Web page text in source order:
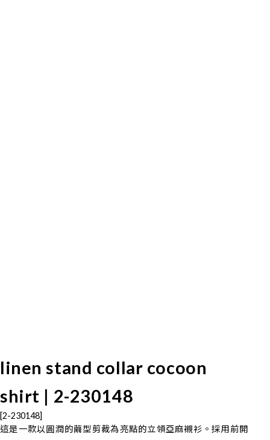
linen stand collar cocoon
shirt | 2-230148
[2-230148]
這是一款以圓潤的繭型剪裁為亮點的立領亞麻襯衫。採用前開